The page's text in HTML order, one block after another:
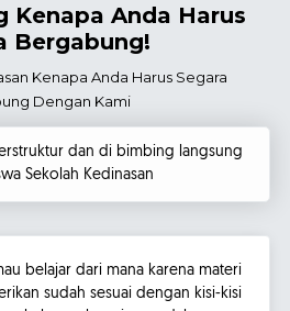
Kenapa Anda Harus
Bergabung!
Kenapa Anda Harus Segara
Dengan Kami
dan di bimbing langsung
Sekolah Kedinasan
belajar dari mana karena materi
sudah sesuai dengan kisi-kisi